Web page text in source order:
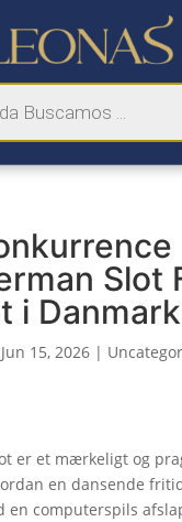
Slot
i Danmark
Jun 15, 2026|
er et mærkeligt og
en dansende
en computerspils